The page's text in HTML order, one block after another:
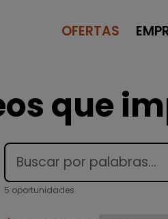
OFERTAS
que
5 oportunidades